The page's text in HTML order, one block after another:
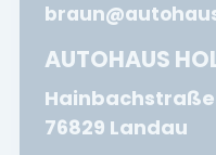
AUTOHAUS
Hainbachstraße
76829 Landau